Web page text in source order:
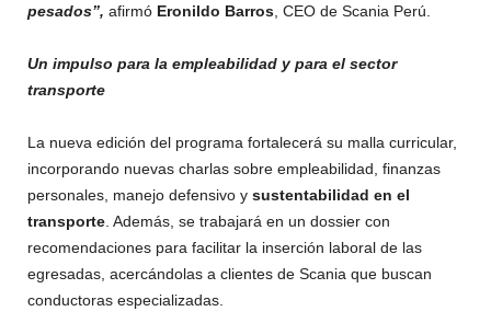
pesados”, afirmó Eronildo Barros , CEO de Scania Perú.
Un impulso para la empleabilidad y para el sector
transporte
La nueva edición del programa fortalecerá su malla curricular,
incorporando nuevas charlas sobre empleabilidad, finanzas
personales, manejo defensivo y sustentabilidad en el
transporte . Además, se trabajará en un dossier con
recomendaciones para facilitar la inserción laboral de las
egresadas, acercándolas a clientes de Scania que buscan
conductoras especializadas.